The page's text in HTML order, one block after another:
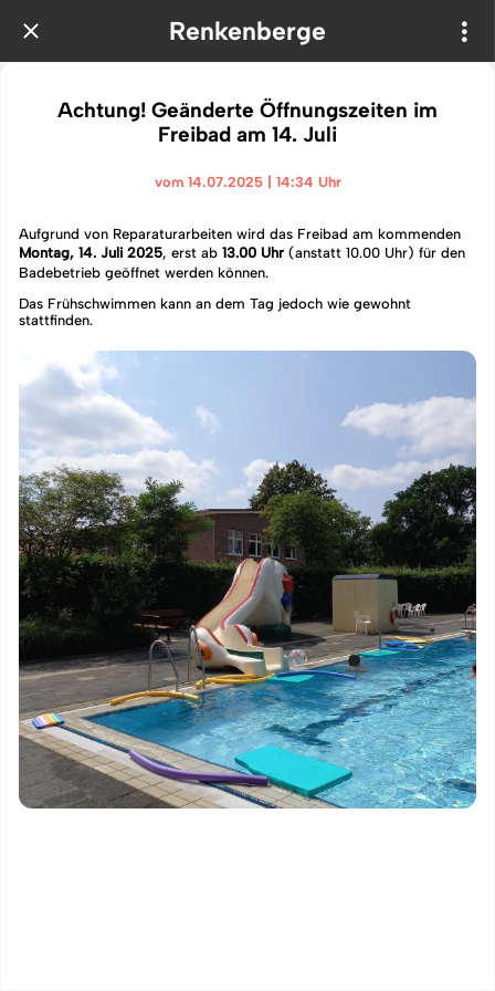
Renkenberge
Achtung! Geänderte Öffnungszeiten im
Freibad am 14. Juli
vom 14.07.2025 | 14:34 Uhr
Aufgrund von Reparaturarbeiten wird das Freibad am kommenden
Montag, 14. Juli 2025, erst ab 13.00 Uhr (anstatt 10.00 Uhr) für den
Badebetrieb geöffnet werden können.
Das Frühschwimmen kann an dem Tag jedoch wie gewohnt
stattfinden.